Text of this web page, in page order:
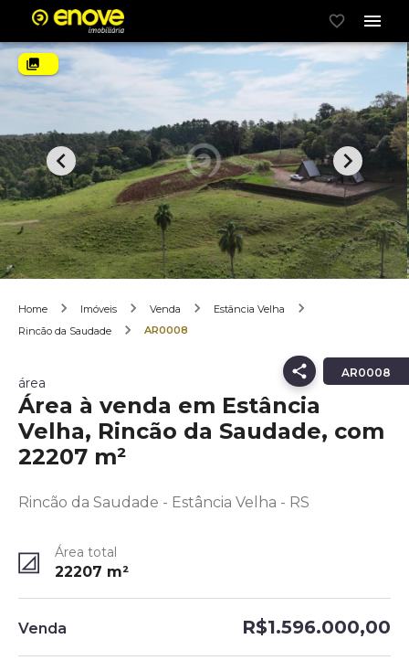
Home Imóveis Venda
Estância Velha
Rincão da Saudade
AR0008
AR0008
área
Área à venda em Estância
Velha, Rincão da Saudade, com
22207 m²
Rincão da Saudade - Estância Velha - RS
Área total
22207 m²
Venda R$1.596.000,00